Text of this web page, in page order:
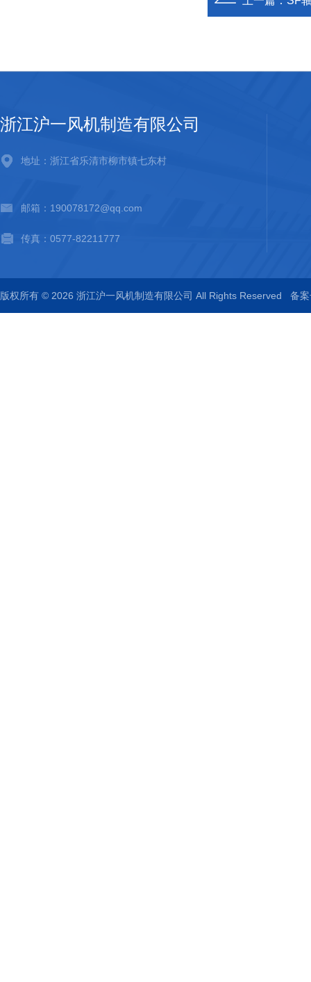
浙江沪一风机制造有限公司
地址：浙江省乐清市柳市镇七东村
邮箱：190078172@qq.com
传真：0577-82211777
版权所有 © 2026 浙江沪一风机制造有限公司 All Rights Reserved 备